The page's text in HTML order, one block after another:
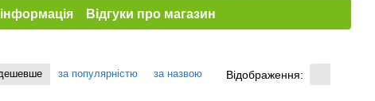
Відгуки про магазин
за популярністю за назвою Відображення: